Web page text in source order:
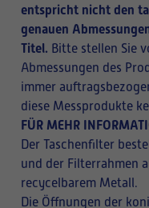
entspricht nicht den
genauen
Titel. Bitte stellen Sie
Abmessungen des
immer
diese Messprodukte
FÜR MEHR
Der Taschenfilter
und der Filterrahmen
recycelbarem Metall.
Die Öffnungen der